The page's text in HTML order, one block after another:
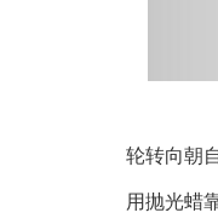
轮转向朝自
用抛光蜡靠